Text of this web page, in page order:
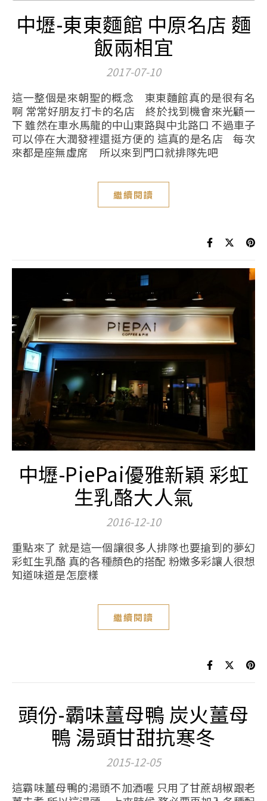
中壢-東東麵館 中原名店 麵
飯兩相宜
2017-07-10
這一整個是來朝聖的概念 東東麵館真的是很有名
啊 常常好朋友打卡的名店 終於找到機會來光顧一
下 雖然在車水馬龍的中山東路與中北路口 不過車子
可以停在大潤發裡還挺方便的 這真的是名店 每次
來都是座無虛席 所以來到門口就排隊先吧
繼續閱讀
中壢-PiePai優雅新穎 彩虹
生乳酪大人氣
2016-12-10
重點來了 就是這一個讓很多人排隊也要搶到的夢幻
彩虹生乳酪 真的各種顏色的搭配 粉嫩多彩讓人很想
知道味道是怎麼樣
繼續閱讀
頭份-霸味薑母鴨 炭火薑母
鴨 湯頭甘甜抗寒冬
2015-12-05
這霸味薑母鴨的湯頭不加酒喔 只用了甘蔗胡椒跟老